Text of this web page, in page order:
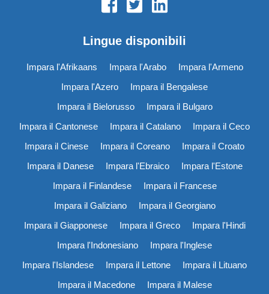
Lingue disponibili
Impara l'Afrikaans Impara l'Arabo
Impara l'Armeno
Impara l'Azero
Impara il Bengalese
Impara il Bielorusso
Impara il Bulgaro
Impara il Cantonese
Impara il Catalano
Impara il Ceco
Impara il Cinese
Impara il Coreano
Impara il Croato
Impara il Danese
Impara l'Ebraico
Impara l'Estone
Impara il Finlandese
Impara il Francese
Impara il Galiziano
Impara il Georgiano
Impara il Giapponese
Impara il Greco
Impara l'Hindi
Impara l'Indonesiano
Impara l'Inglese
Impara l'Islandese
Impara il Lettone
Impara il Lituano
Impara il Macedone
Impara il Malese